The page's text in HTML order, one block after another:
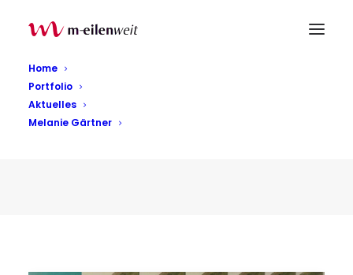
Home
Portfolio
Aktuelles
Melanie GärtnerAllgemein